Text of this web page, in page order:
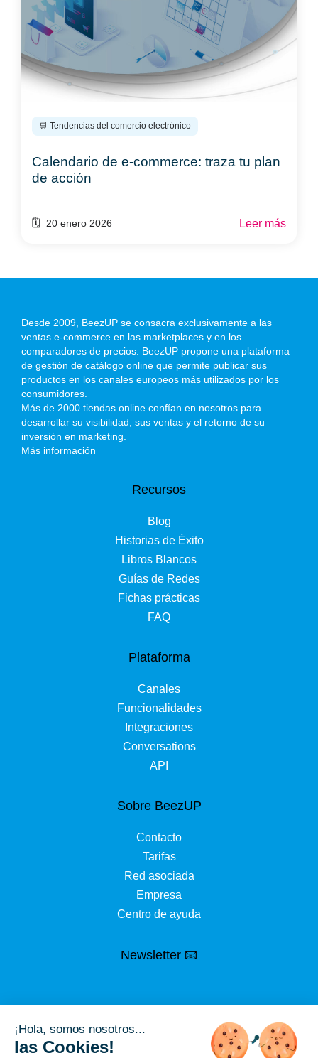
🛒 Tendencias del comercio electrónico
Calendario de e-commerce: traza tu plan
de acción
🗓️ 20 enero 2026 Leer más
Desde 2009, BeezUP se consacra exclusivamente a las
ventas e-commerce en las marketplaces y en los
comparadores de precios. BeezUP propone una plataforma
de gestión de catálogo online que permite publicar sus
productos en los canales europeos más utilizados por los
consumidores.
Más de 2000 tiendas online confían en nosotros para
desarrollar su visibilidad, sus ventas y el retorno de su
inversión en marketing.
Más información
Recursos
Blog
Historias de Éxito
Libros Blancos
Guías de Redes
Fichas prácticas
FAQ
Plataforma
Canales
Funcionalidades
Integraciones
Conversations
API
Sobre BeezUP
Contacto
Tarifas
Red asociada
Empresa
Centro de ayuda
Newsletter 📧
¡Hola, somos nosotros...
las Cookies!